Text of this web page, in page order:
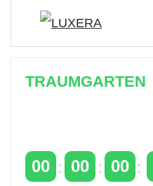
TRAUMGARTEN
00 00 00